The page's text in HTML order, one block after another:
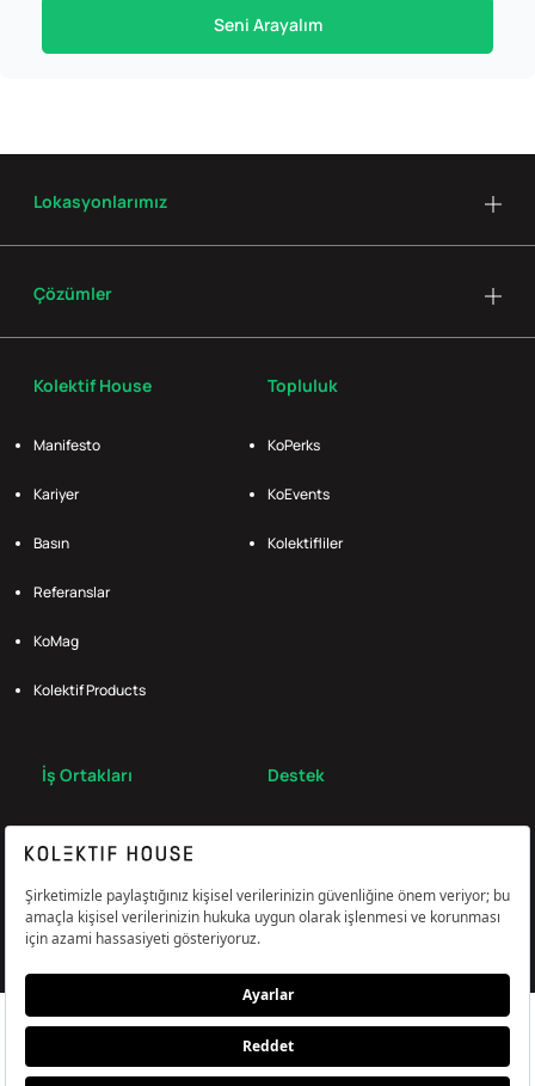
Seni Arayalım
Kolektif House
Manifesto
Kariyer
Basın
Referanslar
KoMag
Kolektif Products
Topluluk
KoPerks
KoEvents
Kolektifliler
İş Ortakları Destek
Lokasyonlarımız
Çözümler
Çerez Tercihlerini Yönetin